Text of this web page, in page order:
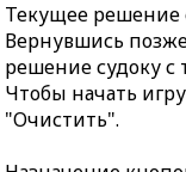
Текущее решение
Вернувшись
решение судоку с
Чтобы начать
"Очистить".